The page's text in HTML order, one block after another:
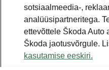
sotsiaalmeedia-,
analüüsipartneritega.
ettevõttele Škoda Auto
Škoda jaotusvõrgule.
kasutamise eeskiri.